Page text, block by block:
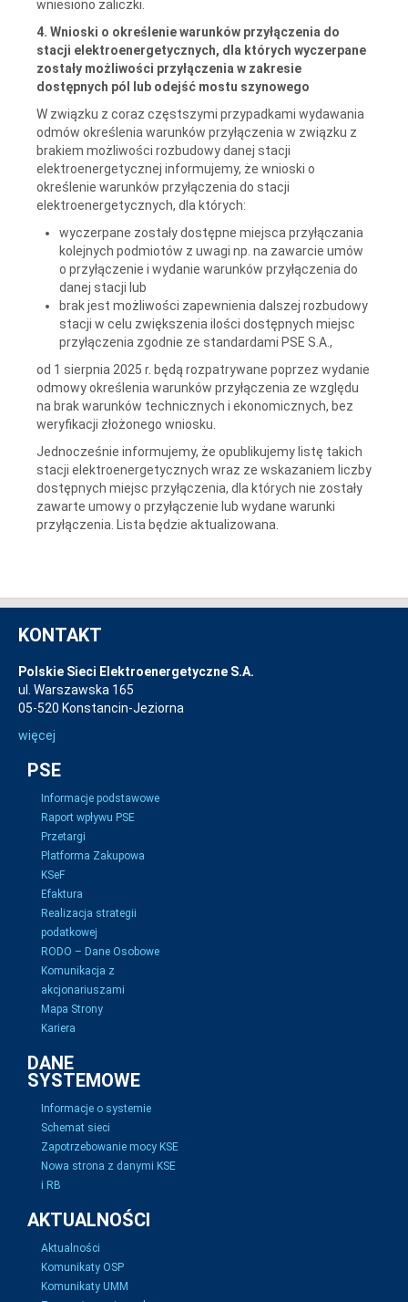
wniesiono zaliczki.
4. Wnioski o określenie warunków przyłączenia do
stacji elektroenergetycznych, dla których wyczerpane
zostały możliwości przyłączenia w zakresie
dostępnych pól lub odejść mostu szynowego
W związku z coraz częstszymi przypadkami wydawania
odmów określenia warunków przyłączenia w związku z
brakiem możliwości rozbudowy danej stacji
elektroenergetycznej informujemy, że wnioski o
określenie warunków przyłączenia do stacji
elektroenergetycznych, dla których:
wyczerpane zostały dostępne miejsca przyłączania
kolejnych podmiotów z uwagi np. na zawarcie umów
o przyłączenie i wydanie warunków przyłączenia do
danej stacji lub
brak jest możliwości zapewnienia dalszej rozbudowy
stacji w celu zwiększenia ilości dostępnych miejsc
przyłączenia zgodnie ze standardami PSE S.A.,
od 1 sierpnia 2025 r. będą rozpatrywane poprzez wydanie
odmowy określenia warunków przyłączenia ze względu
na brak warunków technicznych i ekonomicznych, bez
weryfikacji złożonego wniosku.
Jednocześnie informujemy, że opublikujemy listę takich
stacji elektroenergetycznych wraz ze wskazaniem liczby
dostępnych miejsc przyłączenia, dla których nie zostały
zawarte umowy o przyłączenie lub wydane warunki
przyłączenia. Lista będzie aktualizowana.
KONTAKT
Polskie Sieci Elektroenergetyczne S.A.
ul. Warszawska 165
05-520 Konstancin-Jeziorna
więcej
PSE
Informacje podstawowe
Raport wpływu PSE
Przetargi
Platforma Zakupowa
KSeF
Efaktura
Realizacja strategii
podatkowej
RODO – Dane Osobowe
Komunikacja z
akcjonariuszami
Mapa Strony
Kariera
DANE
SYSTEMOWE
Informacje o systemie
Schemat sieci
Zapotrzebowanie mocy KSE
Nowa strona z danymi KSE
i RB
AKTUALNOŚCI
Aktualności
Komunikaty OSP
Komunikaty UMM